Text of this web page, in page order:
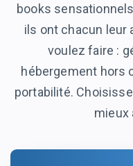
books
ils ont chacun leur
voulez faire :
hébergement hors
portabilité.
mieux